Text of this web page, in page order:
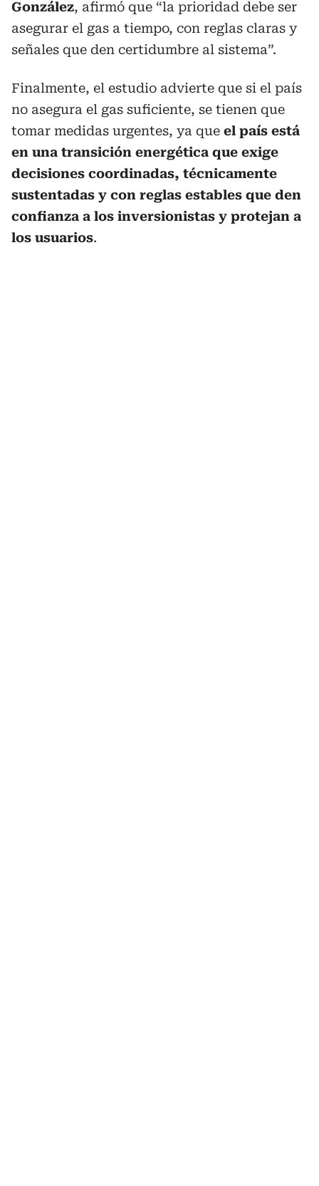
González, afirmó que “la prioridad debe ser
asegurar el gas a tiempo, con reglas claras y
señales que den certidumbre al sistema”.
Finalmente, el estudio advierte que si el país
no asegura el gas suficiente, se tienen que
tomar medidas urgentes, ya que el país está
en una transición energética que exige
decisiones coordinadas, técnicamente
sustentadas y con reglas estables que den
confianza a los inversionistas y protejan a
los usuarios.